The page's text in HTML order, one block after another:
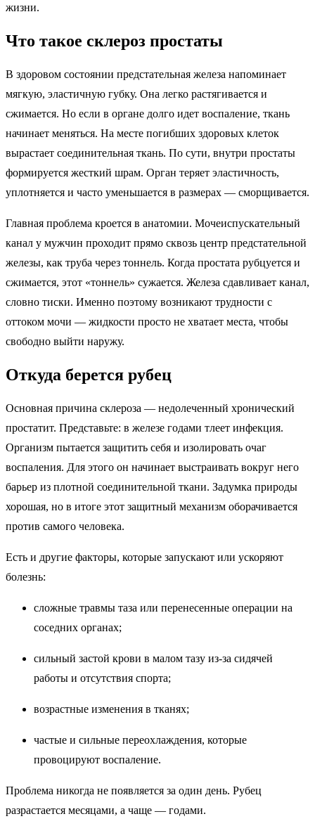
жизни.
Что такое склероз простаты
В здоровом состоянии предстательная железа напоминает
мягкую, эластичную губку. Она легко растягивается и
сжимается. Но если в органе долго идет воспаление, ткань
начинает меняться. На месте погибших здоровых клеток
вырастает соединительная ткань. По сути, внутри простаты
формируется жесткий шрам. Орган теряет эластичность,
уплотняется и часто уменьшается в размерах — сморщивается.
Главная проблема кроется в анатомии. Мочеиспускательный
канал у мужчин проходит прямо сквозь центр предстательной
железы, как труба через тоннель. Когда простата рубцуется и
сжимается, этот «тоннель» сужается. Железа сдавливает канал,
словно тиски. Именно поэтому возникают трудности с
оттоком мочи — жидкости просто не хватает места, чтобы
свободно выйти наружу.
Откуда берется рубец
Основная причина склероза — недолеченный хронический
простатит. Представьте: в железе годами тлеет инфекция.
Организм пытается защитить себя и изолировать очаг
воспаления. Для этого он начинает выстраивать вокруг него
барьер из плотной соединительной ткани. Задумка природы
хорошая, но в итоге этот защитный механизм оборачивается
против самого человека.
Есть и другие факторы, которые запускают или ускоряют
болезнь:
сложные травмы таза или перенесенные операции на
соседних органах;
сильный застой крови в малом тазу из-за сидячей
работы и отсутствия спорта;
возрастные изменения в тканях;
частые и сильные переохлаждения, которые
провоцируют воспаление.
Проблема никогда не появляется за один день. Рубец
разрастается месяцами, а чаще — годами.